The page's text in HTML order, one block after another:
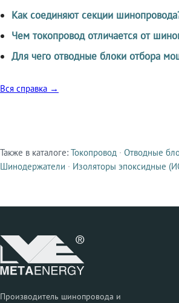
Как соединяют секции
Чем токопровод отличается от
Для чего отводные блоки отбора
Вся справка →
Смежные продукты
Также в каталоге: Токопровод · Отводные
Шинодержатели · Изоляторы эпоксидные
Производитель шинопровода и